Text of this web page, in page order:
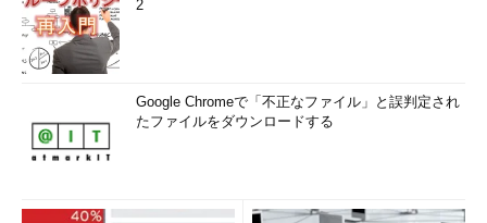
2
Google Chromeで「不正なファイル」と誤判定され
たファイルをダウンロードする